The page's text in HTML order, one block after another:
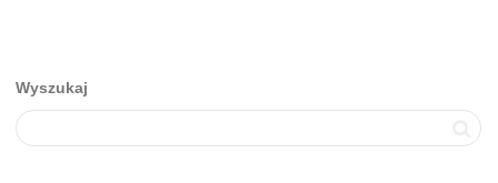
Wyszukaj